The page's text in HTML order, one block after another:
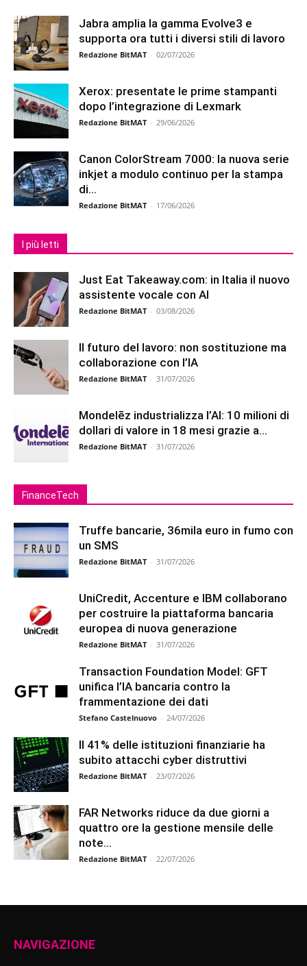
Jabra amplia la gamma Evolve3 e
supporta ora tutti i diversi stili di lavoro
Redazione BitMAT - 02/07/2026
Xerox: presentate le prime stampanti
dopo l’integrazione di Lexmark
Redazione BitMAT - 29/06/2026
Canon ColorStream 7000: la nuova serie
inkjet a modulo continuo per la stampa
di...
Redazione BitMAT - 17/06/2026
I più letti
Just Eat Takeaway.com: in Italia il nuovo
assistente vocale con AI
Redazione BitMAT - 03/08/2026
Il futuro del lavoro: non sostituzione ma
collaborazione con l’IA
Redazione BitMAT - 31/07/2026
Mondelēz industrializza l’AI: 10 milioni di
dollari di valore in 18 mesi grazie a...
Redazione BitMAT - 31/07/2026
FinanceTech
Truffe bancarie, 36mila euro in fumo con
un SMS
Redazione BitMAT - 31/07/2026
UniCredit, Accenture e IBM collaborano
per costruire la piattaforma bancaria
europea di nuova generazione
Redazione BitMAT - 31/07/2026
Transaction Foundation Model: GFT
unifica l’IA bancaria contro la
frammentazione dei dati
Stefano Castelnuovo - 24/07/2026
Il 41% delle istituzioni finanziarie ha
subito attacchi cyber distruttivi
Redazione BitMAT - 23/07/2026
FAR Networks riduce da due giorni a
quattro ore la gestione mensile delle
note...
Redazione BitMAT - 22/07/2026
NAVIGAZIONE